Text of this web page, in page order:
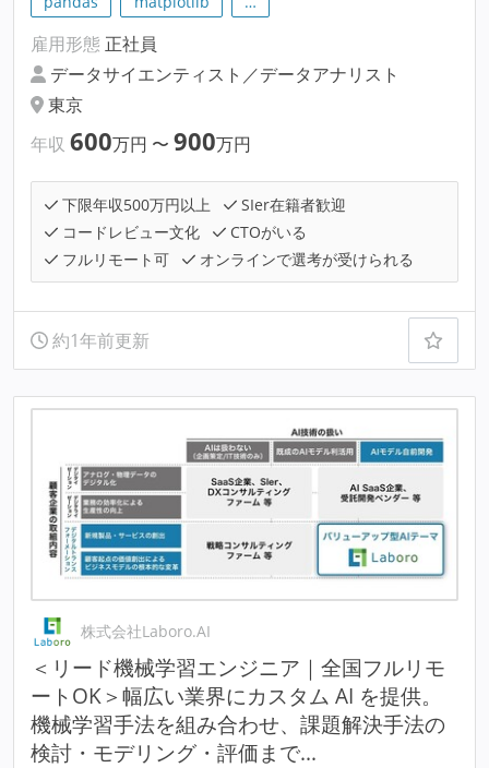
雇用形態 正社員
データサイエンティスト／データアナリスト
東京
年収 600万円 〜 900万円
下限年収500万円以上
SIer在籍者歓迎
コードレビュー文化
CTOがいる
フルリモート可
オンラインで選考が受けられる
約1年前更新
株式会社Laboro.AI
＜リード機械学習エンジニア｜全国フルリモ
ートOK＞幅広い業界にカスタム AI を提供。
機械学習手法を組み合わせ、課題解決手法の
検討・モデリング・評価まで...